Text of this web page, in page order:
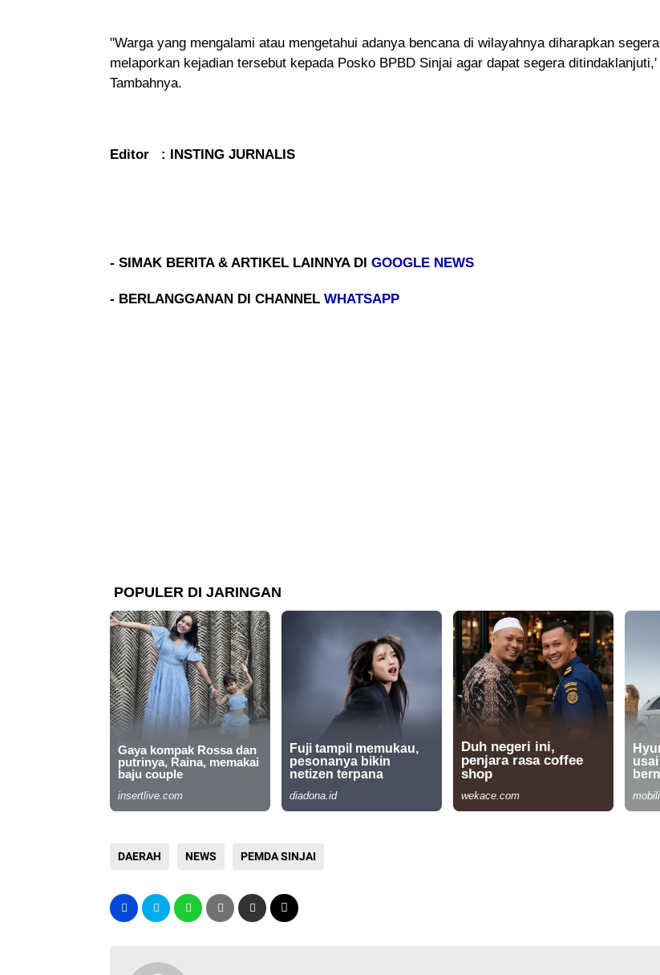
"Warga yang mengalami atau mengetahui adanya bencana di wilayahnya diharapkan segera
melaporkan kejadian tersebut kepada Posko BPBD Sinjai agar dapat segera ditindaklanjuti,'
Tambahnya.
Editor : INSTING JURNALIS
- SIMAK BERITA & ARTIKEL LAINNYA DI GOOGLE NEWS
- BERLANGGANAN DI CHANNEL WHATSAPP
DAERAH NEWS PEMDA SINJAI